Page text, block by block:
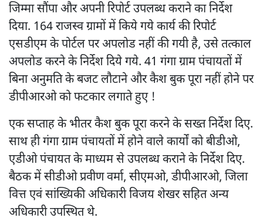
जिम्मा सौंपा और अपनी रिपोर्ट उपलब्ध कराने का निर्देश
दिया. 164 राजस्व ग्रामों में किये गये कार्य की रिपोर्ट
एसडीएम के पोर्टल पर अपलोड नहीं की गयी है, उसे तत्काल
अपलोड करने के निर्देश दिये गये. 41 गंगा ग्राम पंचायतों में
बिना अनुमति के बजट लौटाने और कैश बुक पूरा नहीं होने पर
डीपीआरओ को फटकार लगाते हुए !
एक सप्ताह के भीतर कैश बुक पूरा करने के सख्त निर्देश दिए.
साथ ही गंगा ग्राम पंचायतों में होने वाले कार्यों को बीडीओ,
एडीओ पंचायत के माध्यम से उपलब्ध कराने के निर्देश दिए.
बैठक में सीडीओ प्रवीण वर्मा, सीएमओ, डीपीआरओ, जिला
वित्त एवं सांख्यिकी अधिकारी विजय शेखर सहित अन्य
अधिकारी उपस्थित थे.